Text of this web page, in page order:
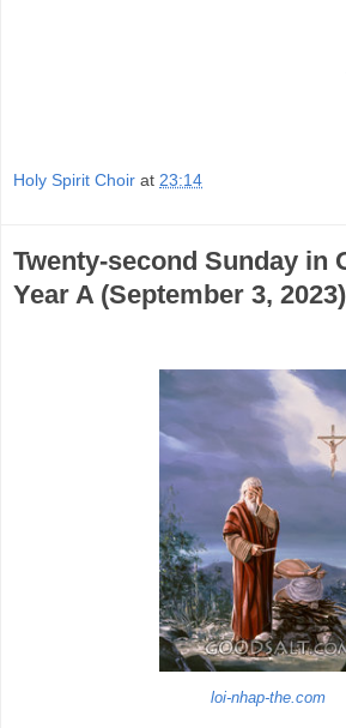
Holy Spirit Choir at 23:14
Twenty-second Sunday in
Year A (September 3, 2023)
loi-nhap-the.com